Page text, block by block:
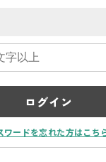
ログイン
ワードを忘れた方はこち